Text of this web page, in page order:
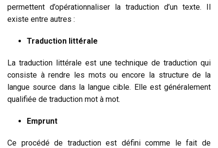
permettent d’opérationnaliser la traduction d’un texte. Il
existe entre autres :
Traduction littérale
La traduction littérale est une technique de traduction qui
consiste à rendre les mots ou encore la structure de la
langue source dans la langue cible. Elle est généralement
qualifiée de traduction mot à mot.
Emprunt
Ce procédé de traduction est défini comme le fait de